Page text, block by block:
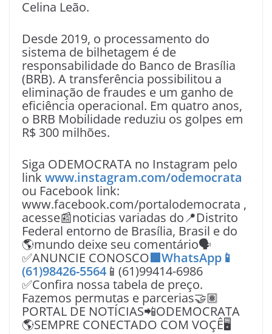
Celina Leão.
Desde 2019, o processamento do
sistema de bilhetagem é de
responsabilidade do Banco de Brasília
(BRB). A transferência possibilitou a
eliminação de fraudes e um ganho de
eficiência operacional. Em quatro anos,
o BRB Mobilidade reduziu os golpes em
R$ 300 milhões.
Siga ODEMOCRATA no Instagram pelo
link www.instagram.com/odemocrata
ou Facebook link:
www.facebook.com/portalodemocrata ,
acesse📰noticias variadas do📍Distrito
Federal entorno de Brasília, Brasil e do
🌎mundo deixe seu comentário🗣
✅ANUNCIE CONOSCO🟩WhatsApp📱
(61)98426-5564 📱(61)99414-6986
✅Confira nossa tabela de preço.
Fazemos permutas e parcerias🤝🏽
PORTAL DE NOTÍCIAS📲ODEMOCRATA
🌎SEMPRE CONECTADO COM VOÇÊ🖥️